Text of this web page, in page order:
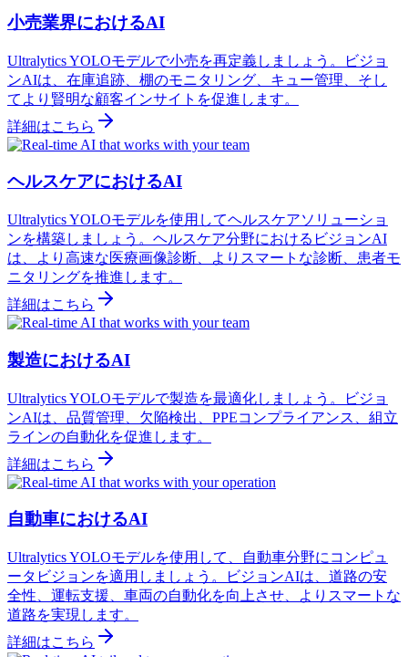
小売業界におけるAI
Ultralytics YOLOモデルで小売を再定義しましょう。ビジョ
ンAIは、在庫追跡、棚のモニタリング、キュー管理、そし
てより賢明な顧客インサイトを促進します。
詳細はこちら
ヘルスケアにおけるAI
Ultralytics YOLOモデルを使用してヘルスケアソリューショ
ンを構築しましょう。ヘルスケア分野におけるビジョンAI
は、より高速な医療画像診断、よりスマートな診断、患者モ
ニタリングを推進します。
詳細はこちら
製造におけるAI
Ultralytics YOLOモデルで製造を最適化しましょう。ビジョ
ンAIは、品質管理、欠陥検出、PPEコンプライアンス、組立
ラインの自動化を促進します。
詳細はこちら
自動車におけるAI
Ultralytics YOLOモデルを使用して、自動車分野にコンピュ
ータビジョンを適用しましょう。ビジョンAIは、道路の安
全性、運転支援、車両の自動化を向上させ、よりスマートな
道路を実現します。
詳細はこちら